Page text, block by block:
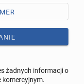
żadnych informacji o
komercyjnym.